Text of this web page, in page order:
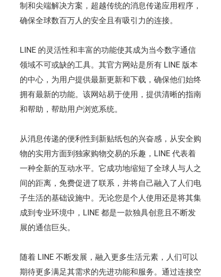
制和尖端解决方案，超越传统的消息传递应用程序，
确保全球数百万人的安全且有吸引力的连接。
LINE 的灵活性和丰富的功能使其成为当今数字通信
领域不可或缺的工具。其官方网站是所有 LINE 版本
的中心，为用户提供最新更新和下载，确保他们始终
拥有最新的功能。该网站易于使用，提供清晰的指南
和帮助，帮助用户浏览系统。
从消息传递的便利性到新贴纸包的兴奋感，从安全购
物的实用方面到独家购物交易的乐趣，LINE 代表着
一种全新的互动水平。它成功地缩短了全球人与人之
间的距离，免费促进了联系，并将自己融入了人们电
子生活的基础设施中。无论您是个人使用还是将其集
成到专业环境中，LINE 都是一款独具创意且不断发
展的通信巨头。
随着 LINE 不断发展，融入更多生活元素，人们可以
期待更多满足其需求的先进功能和服务。通过连接空